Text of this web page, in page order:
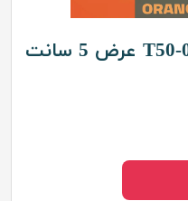
تسمه پی وی سی کد T50-01-1 عرض 5 سانت